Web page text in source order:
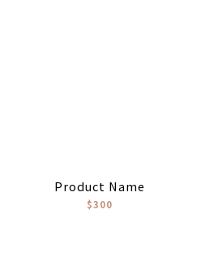
Product Name
$300